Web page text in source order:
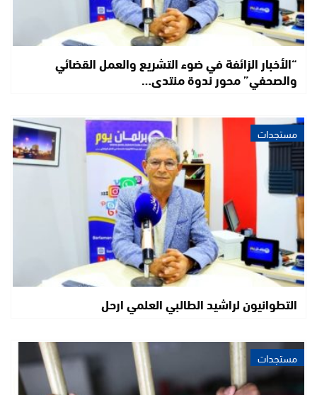
“الأخبار الزائفة في ضوء التشريع والعمل القضائي
والصحفي” محور ندوة منتدى…
مستجدات
التطوانيون لراشيد الطالبي العلمي ارحل
مستجدات